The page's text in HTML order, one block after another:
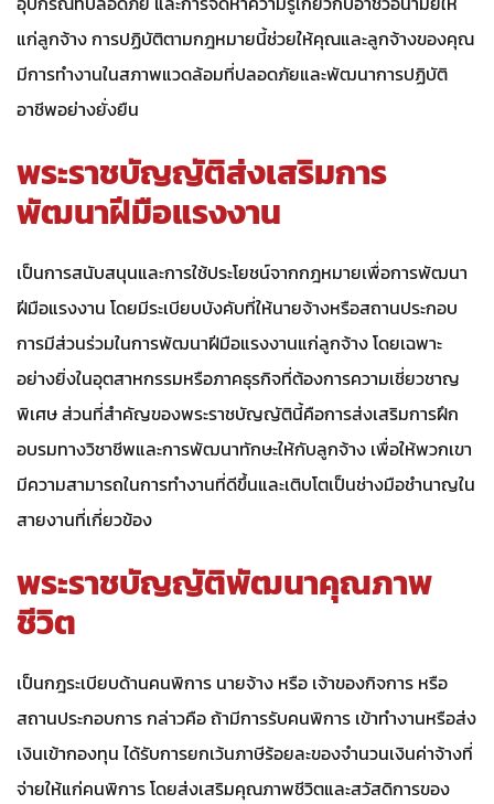
แก่ลูกจ้าง การปฏิบัติตามกฎหมายนี้ช่วยให้คุณและลูกจ้างของคุณ
มีการทำงานในสภาพแวดล้อมที่ปลอดภัยและพัฒนาการปฏิบัติ
อาชีพอย่างยั่งยืน
พระราชบัญญัติส่งเสริมการ
พัฒนาฝีมือแรงงาน
เป็นการสนับสนุนและการใช้ประโยชน์จากกฎหมายเพื่อการพัฒนา
ฝีมือแรงงาน โดยมีระเบียบบังคับที่ให้นายจ้างหรือสถานประกอบ
การมีส่วนร่วมในการพัฒนาฝีมือแรงงานแก่ลูกจ้าง โดยเฉพาะ
อย่างยิ่งในอุตสาหกรรมหรือภาคธุรกิจที่ต้องการความเชี่ยวชาญ
พิเศษ ส่วนที่สำคัญของพระราชบัญญัตินี้คือการส่งเสริมการฝึก
อบรมทางวิชาชีพและการพัฒนาทักษะให้กับลูกจ้าง เพื่อให้พวกเขา
มีความสามารถในการทำงานที่ดีขึ้นและเติบโตเป็นช่างมือชำนาญใน
สายงานที่เกี่ยวข้อง
พระราชบัญญัติพัฒนาคุณภาพ
ชีวิต
เป็นกฎระเบียบด้านคนพิการ นายจ้าง หรือ เจ้าของกิจการ หรือ
สถานประกอบการ กล่าวคือ ถ้ามีการรับคนพิการ เข้าทำงานหรือส่ง
เงินเข้ากองทุน ได้รับการยกเว้นภาษีร้อยละของจำนวนเงินค่าจ้างที่
จ่ายให้แก่คนพิการ โดยส่งเสริมคุณภาพชีวิตและสวัสดิการของ